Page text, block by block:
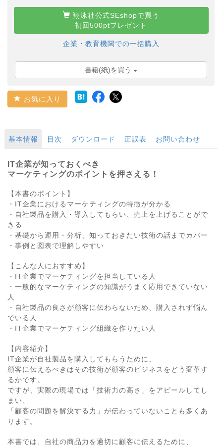
翔泳社公式SEshopで買う
初回500ptプレゼント
企業・教育機関での一括購入
書籍(紙)を買う
お気に入り
基本情報 目次 ダウンロード 正誤表 お問い合わせ
IT企業が知っておくべき
マーケティングのポイントを押さえる！
【本書のポイント】
・IT企業におけるマーケティングの特徴が分かる
・自社製品を購入・導入してもらい、売上を上げることがで
きる
・基礎から運用・分析、知っておきたい技術の話までカバー
・事例と図表で理解しやすい
【こんな人におすすめ】
・IT企業でマーケティングを担当している人
・一般的なマーケティングの知識がうまく応用できていない
人
・自社製品の良さが顧客に伝わらないため、購入されず悩ん
でいる人
・IT企業でマーケティング組織を作りたい人
【内容紹介】
IT企業が自社製品を購入してもらうために、
顧客に伝えるべきはその技術が顧客のビジネスをどう変革す
るかです。
ですが、実際の現場では「技術力の高さ」をアピールしてし
まい、
「顧客の問題を解決する力」が伝わっていないことも多くあ
ります。
本書では、自社の商品力を適切に顧客に伝えるために、